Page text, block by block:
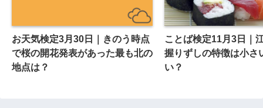
お天気検定3月30日｜きのう時点
で桜の開花発表があった最も北の
地点は？
ことば検定11月3日｜
握りずしの特徴は小さ
い？